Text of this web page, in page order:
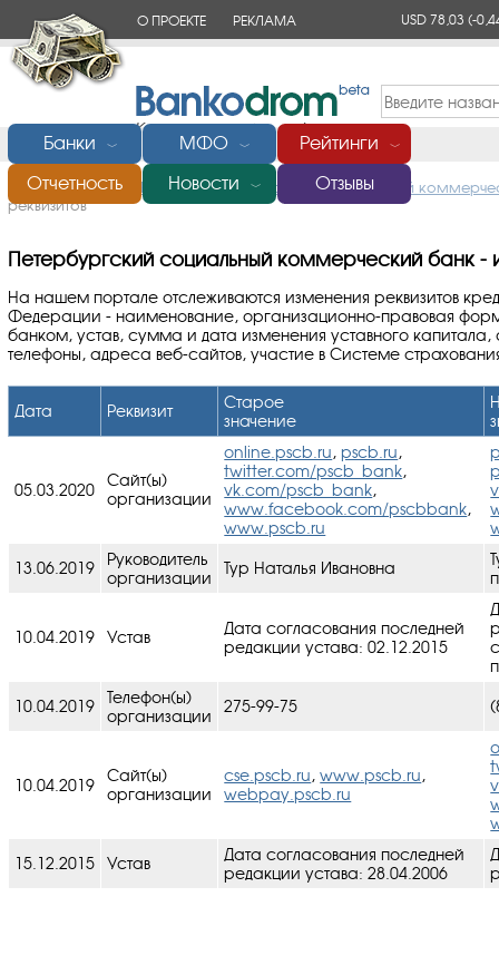
О ПРОЕКТЕ РЕКЛАМА USD 78,03(-
Банки ﹀ МФО ﹀ Рейтинги ﹀
Отчетность Новости ﹀ Отзывы
Главная/Банки России/Петербургский социальный
реквизитов
Петербургский социальный коммерческий банк -
На нашем портале отслеживаются изменения реквизитов
Федерации - наименование, организационно-правовая
банком, устав, сумма и дата изменения уставного
телефоны, адреса веб-сайтов, участие в Системе
Дата Реквизит
Старое
значение
05.03.2020
Сайт(ы)
организации
online.pscb.ru,pscb.ru,
twitter.com/pscb_bank,
vk.com/pscb_bank,
www.facebook.com/pscbbank,
www.pscb.ru
13.06.2019
Руководитель
организации
Тур Наталья Ивановна
10.04.2019 Устав
Дата согласования последней
редакции устава: 02.12.2015
10.04.2019
Телефон(ы)
организации
275-99-75
10.04.2019
Сайт(ы)
организации
cse.pscb.ru,www.pscb.ru,
webpay.pscb.ru
15.12.2015 Устав
Дата согласования последней
редакции устава: 28.04.2006